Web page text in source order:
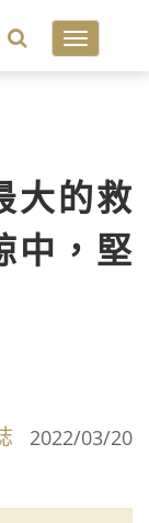
Toggle
大的救
中，堅
2022/03/20